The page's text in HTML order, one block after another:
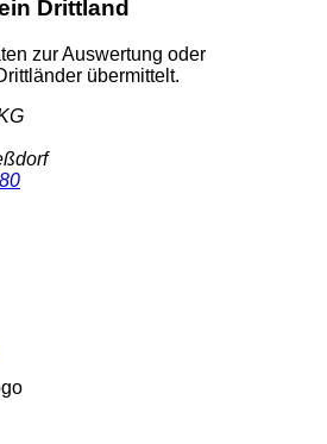
Drittland
zur Auswertung oder
übermittelt.